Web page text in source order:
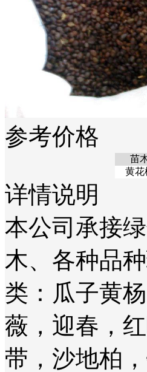
参考价格
苗
黄花
详情说明
本公司承接
木、各种品
类：瓜子黄
薇，迎春，
带，沙地柏